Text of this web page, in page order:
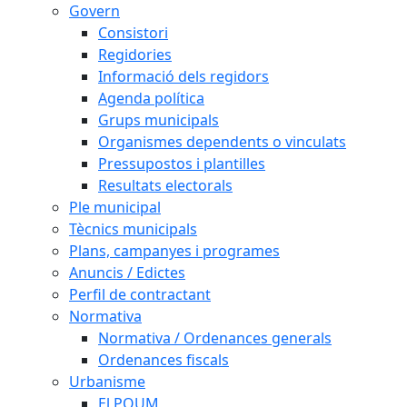
Govern
Consistori
Regidories
Informació dels regidors
Agenda política
Grups municipals
Organismes dependents o vinculats
Pressupostos i plantilles
Resultats electorals
Ple municipal
Tècnics municipals
Plans, campanyes i programes
Anuncis / Edictes
Perfil de contractant
Normativa
Normativa / Ordenances generals
Ordenances fiscals
Urbanisme